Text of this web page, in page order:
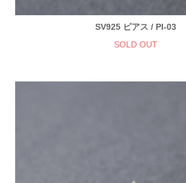
SV925 ピアス / PI-03
SOLD OUT